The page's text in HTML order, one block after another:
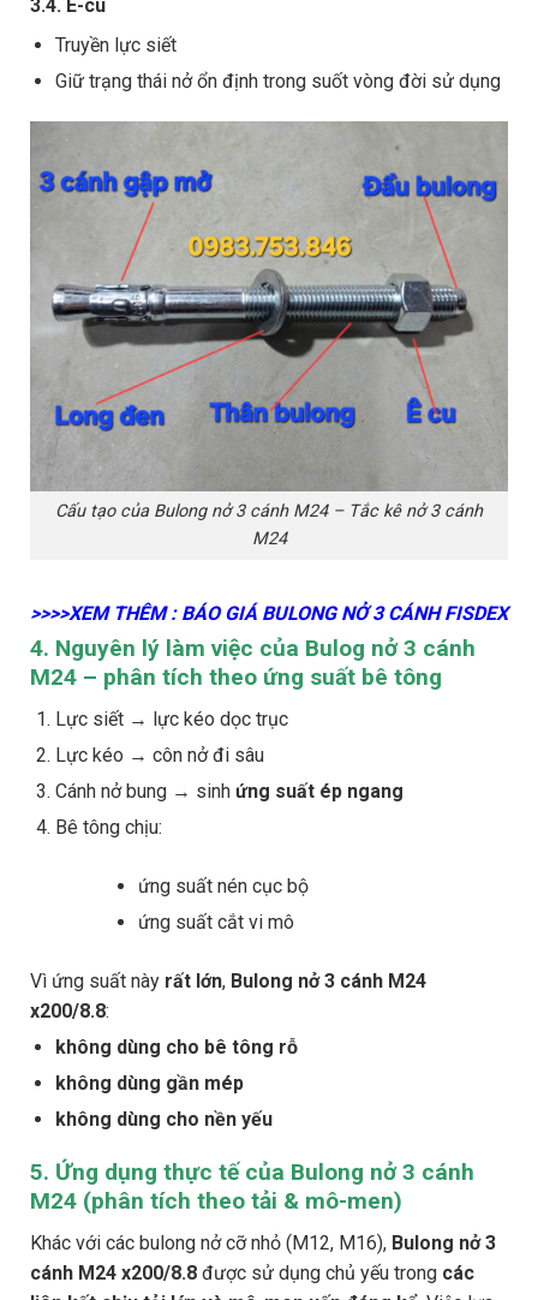
3.4. Ê-cu
Truyền lực siết
Giữ trạng thái nở ổn định trong suốt vòng đời sử dụng
Cấu tạo của Bulong nở 3 cánh M24 – Tắc kê nở 3 cánh
M24
>>>>XEM THÊM : BÁO GIÁ BULONG NỞ 3 CÁNH FISDEX
4. Nguyên lý làm việc của Bulog nở 3 cánh
M24 – phân tích theo ứng suất bê tông
Lực siết → lực kéo dọc trục
Lực kéo → côn nở đi sâu
Cánh nở bung → sinh ứng suất ép ngang
Bê tông chịu:
ứng suất nén cục bộ
ứng suất cắt vi mô
Vì ứng suất này rất lớn, Bulong nở 3 cánh M24
x200/8.8:
không dùng cho bê tông rỗ
không dùng gần mép
không dùng cho nền yếu
5. Ứng dụng thực tế của Bulong nở 3 cánh
M24 (phân tích theo tải & mô-men)
Khác với các bulong nở cỡ nhỏ (M12, M16), Bulong nở 3
cánh M24 x200/8.8 được sử dụng chủ yếu trong các